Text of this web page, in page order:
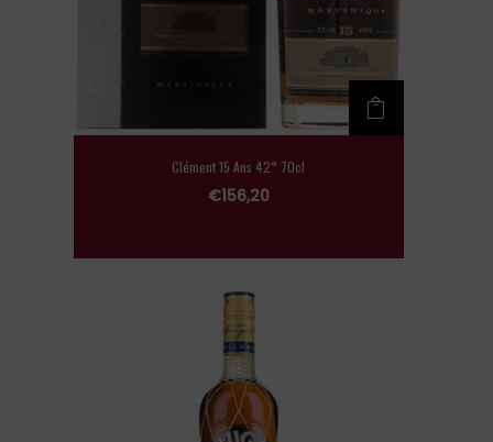
Clément 15 Ans 42° 70cl
€156,20